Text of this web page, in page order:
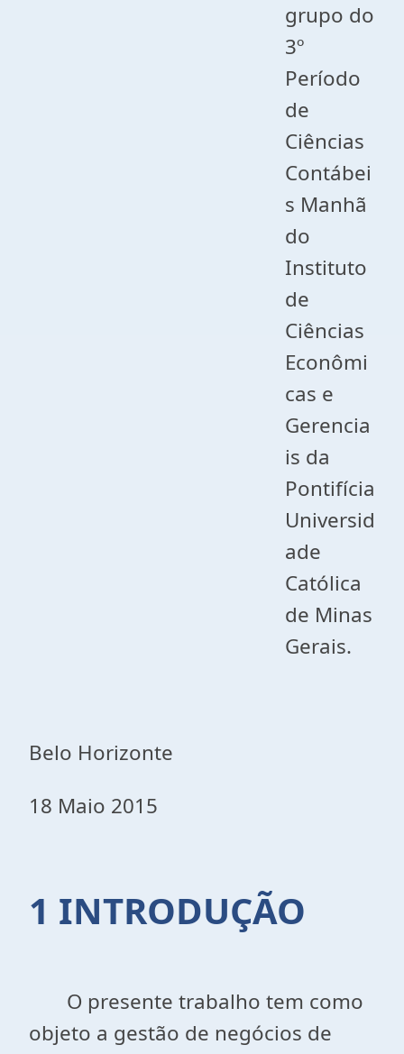
grupo do
3º
Período
de
Ciências
Contábei
s Manhã
do
Instituto
de
Ciências
Econômi
cas e
Gerencia
is da
Pontifícia
Universid
ade
Católica
de Minas
Gerais.
Belo Horizonte
18 Maio 2015
1 INTRODUÇÃO
O presente trabalho tem como
objeto a gestão de negócios de